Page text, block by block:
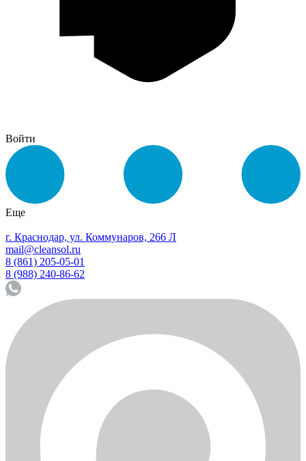
Войти
Еще
г. Краснодар, ул. Коммунаров, 266 Л
mail@cleansol.ru
8 (861) 205-05-01
8 (988) 240-86-62